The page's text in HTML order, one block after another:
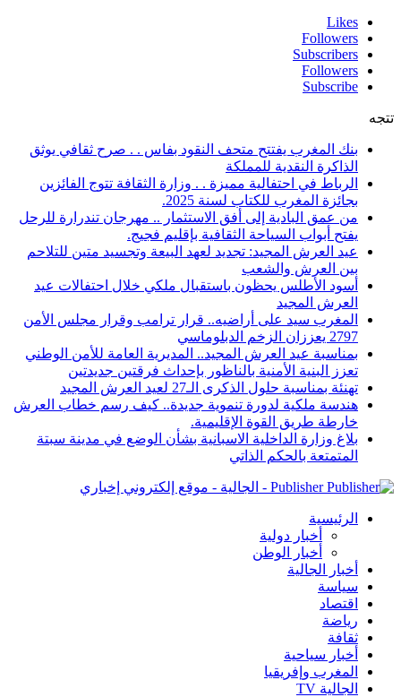
Likes
Followers
Subscribers
Followers
Subscribe
تتجه
بنك المغرب يفتتح متحف النقود بفاس . . صرح ثقافي يوثق
الذاكرة النقدية للمملكة
الرباط في احتفالية مميزة . . وزارة الثقافة تتوج الفائزين
بجائزة المغرب للكتاب لسنة 2025.
من عمق البادية إلى أفق الاستثمار .. مهرجان تندرارة للرحل
يفتح أبواب السياحة الثقافية بإقليم فجيج.
عيد العرش المجيد: تجديد لعهد البيعة وتجسيد متين للتلاحم
بين العرش والشعب
أسود الأطلس يحظون باستقبال ملكي خلال احتفالات عيد
العرش المجيد
المغرب سيد على أراضيه.. قرار ترامب وقرار مجلس الأمن
2797 يعززان الزخم الدبلوماسي
بمناسبة عيد العرش المجيد.. المديرية العامة للأمن الوطني
تعزز البنية الأمنية بالناظور بإحداث فرقتين جديدتين
تهنئة بمناسبة حلول الذكرى الـ27 لعيد العرش المجيد
هندسة ملكية لدورة تنموية جديدة.. كيف رسم خطاب العرش
خارطة طريق القوة الإقليمية.
بلاغ وزارة الداخلية الاسبانية بشأن الوضع في مدينة سبتة
المتمتعة بالحكم الذاتي
Publisher - الجالية - موقع إلكتروني إخباري
الرئيسية
أخبار دولية
أخبار الوطن
أخبار الجالية
سياسة
اقتصاد
رياضة
ثقافة
أخبار سياحية
المغرب وإفريقيا
الجالية TV